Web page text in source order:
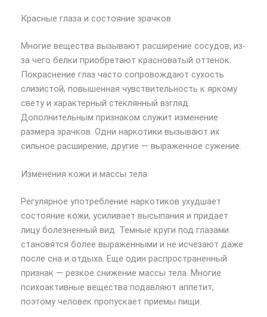
Красные глаза и состояние зрачков
Многие вещества вызывают расширение сосудов, из-
за чего белки приобретают красноватый оттенок.
Покраснение глаз часто сопровождают сухость
слизистой, повышенная чувствительность к яркому
свету и характерный стеклянный взгляд.
Дополнительным признаком служит изменение
размера зрачков. Одни наркотики вызывают их
сильное расширение, другие — выраженное сужение.
Изменения кожи и массы тела
Регулярное употребление наркотиков ухудшает
состояние кожи, усиливает высыпания и придает
лицу болезненный вид. Темные круги под глазами
становятся более выраженными и не исчезают даже
после сна и отдыха. Еще один распространенный
признак — резкое снижение массы тела. Многие
психоактивные вещества подавляют аппетит,
поэтому человек пропускает приемы пищи.